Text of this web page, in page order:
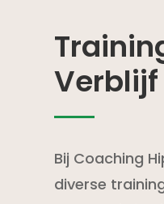
Verblijf
Bij Coaching
diverse